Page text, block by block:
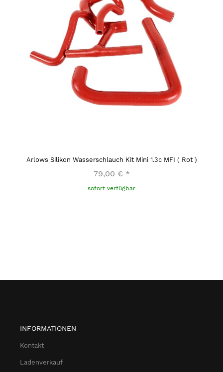
Arlows Silikon Wasserschlauch Kit Mini 1.3c MFI ( Rot )
79,00 € *
sofort verfügbar
INFORMATIONEN
Kontakt
Ladenverkauf